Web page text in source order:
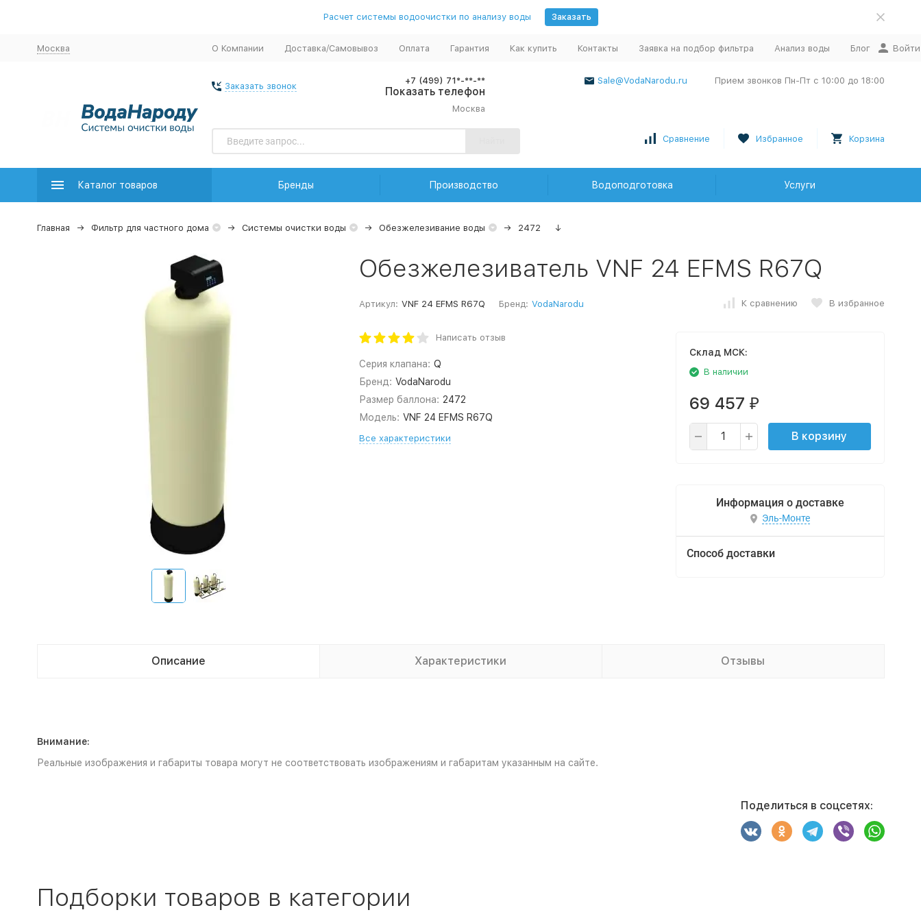
Расчет системы водоочистки по анализу воды Заказать
Москва О Компании Доставка/Самовывоз Оплата Гарантия Как купить Контакты Заявка на подбор фильтра Анализ воды Блог Войти
Заказать звонок
+7 (499) 71*-**-**
Показать телефон
Москва
Sale@VodaNarodu.ru Прием звонков Пн-Пт с 10:00 до 18:00
Сравнение Избранное Корзина
Каталог товаров Бренды Производство Водоподготовка Услуги
Главная Фильтр для частного дома Системы очистки воды Обезжелезивание воды 2472 ↓
Обезжелезиватель VNF 24 EFMS R67Q
Артикул: VNF 24 EFMS R67Q Бренд: VodaNarodu К сравнению В избранное
Написать отзыв
Серия клапана: Q
Бренд: VodaNarodu
Размер баллона: 2472
Модель: VNF 24 EFMS R67Q
Все характеристики
Cклад МСК:
В наличии
69 457 ₽
В корзину
Информация о доставке
Эль-Монте
Способ доставки
Описание Характеристики Отзывы
Внимание:
Реальные изображения и габариты товара могут не соответствовать изображениям и габаритам указанным на сайте.
Поделиться в соцсетях:
Подборки товаров в категории